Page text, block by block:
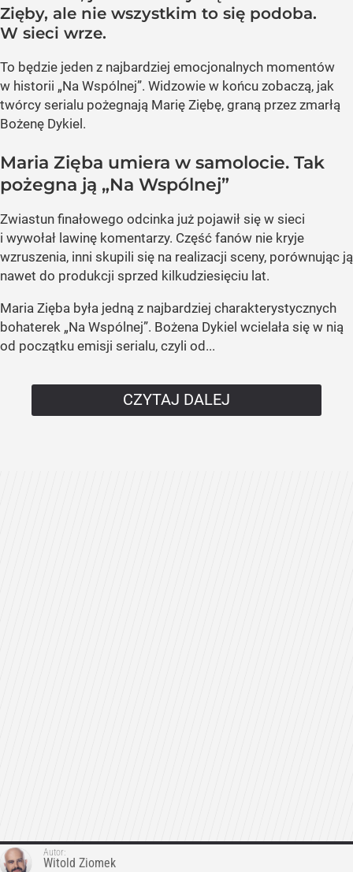
Zięby, ale nie wszystkim to się podoba.
W sieci wrze.
To będzie jeden z najbardziej emocjonalnych momentów
w historii „Na Wspólnej”. Widzowie w końcu zobaczą, jak
twórcy serialu pożegnają Marię Ziębę, graną przez zmarłą
Bożenę Dykiel.
Maria Zięba umiera w samolocie. Tak
pożegna ją „Na Wspólnej”
Zwiastun finałowego odcinka już pojawił się w sieci
i wywołał lawinę komentarzy. Część fanów nie kryje
wzruszenia, inni skupili się na realizacji sceny, porównując ją
nawet do produkcji sprzed kilkudziesięciu lat.
Maria Zięba była jedną z najbardziej charakterystycznych
bohaterek „Na Wspólnej”. Bożena Dykiel wcielała się w nią
od początku emisji serialu, czyli od...
CZYTAJ DALEJ
Autor:
Witold Ziomek